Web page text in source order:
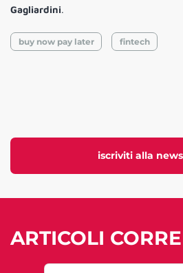
iscriviti alla
Gagliardini.
buy now pay later fintech
ARTICOLI